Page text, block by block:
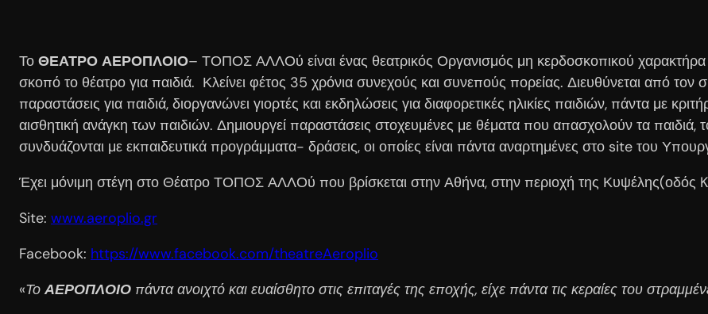
Το ΘΕΑΤΡΟ ΑΕΡΟΠΛΟΙΟ– ΤΟΠΟΣ ΑΛΛΟύ είναι ένας θεατρικός Οργανισμός μη κερδοσκοπικού χαρακτήρα
σκοπό το θέατρο για παιδιά. Κλείνει φέτος 35 χρόνια συνεχούς και συνεπούς πορείας. Διευθύνεται από
παραστάσεις για παιδιά, διοργανώνει γιορτές και εκδηλώσεις για διαφορετικές ηλικίες παιδιών, πάντα με
αισθητική ανάγκη των παιδιών. Δημιουργεί παραστάσεις στοχευμένες με θέματα που απασχολούν τα παιδιά,
συνδυάζονται με εκπαιδευτικά προγράμματα- δράσεις, οι οποίες είναι πάντα αναρτημένες στο site του
Έχει μόνιμη στέγη στο Θέατρο ΤΟΠΟΣ ΑΛΛΟύ που βρίσκεται στην Αθήνα, στην περιοχή της Κυψέλης(οδός
Site: www.aeroplio.gr
Facebook: https://www.facebook.com/theatreAeroplio
«Το ΑΕΡΟΠΛΟΙΟ πάντα ανοιχτό και ευαίσθητο στις επιταγές της εποχής, είχε πάντα τις κεραίες του